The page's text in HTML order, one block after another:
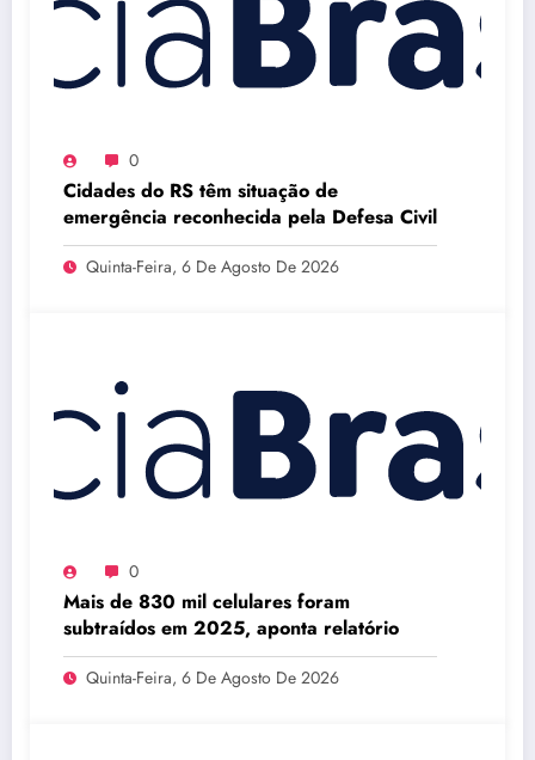
0
Cidades do RS têm situação de
emergência reconhecida pela Defesa Civil
Quinta-Feira, 6 De Agosto De 2026
0
Mais de 830 mil celulares foram
subtraídos em 2025, aponta relatório
Quinta-Feira, 6 De Agosto De 2026